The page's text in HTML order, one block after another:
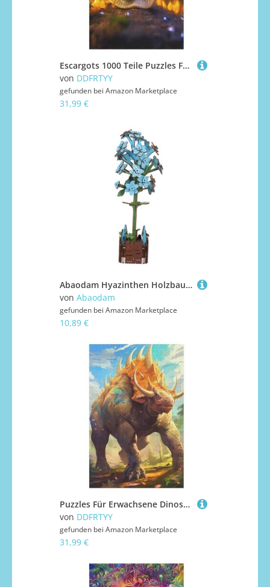
Escargots 1000 Teile Puzzles Für Erwachsene Holzpuzzle Familienpuzzlespiel Stressabbau-Puzzle Für Kinder Ab 12 Jahren 1000 PCS
von DDFRTYY
gefunden bei Amazon Marketplace
31,99 €
Abaodam Hyazinthen Holzbausatz Hyazinthen Puzzle Holzpflanze Montagespielzeug 3D Holz Blumentopf Puzzle Kreativer Modellbausatz Bastelset Für Erwachsene
von Abaodam
gefunden bei Amazon Marketplace
10,89 €
Puzzles Für Erwachsene Dinosaurier Triceratops,1000-teilige Puzzle Für Kinder Ab 12 Jahren, Holzpuzzles Für Die Heimdekoration, （78×53cm）
von DDFRTYY
gefunden bei Amazon Marketplace
31,99 €